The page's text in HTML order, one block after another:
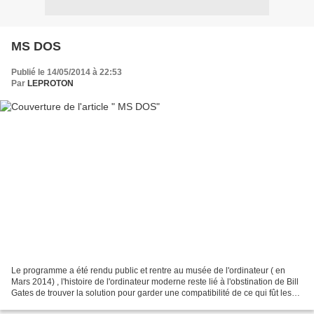
MS DOS
Publié le 14/05/2014 à 22:53
Par LEPROTON
Le programme a été rendu public et rentre au musée de l'ordinateur ( en
Mars 2014) , l'histoire de l'ordinateur moderne reste lié à l'obstination de Bill
Gates de trouver la solution pour garder une compatibilité de ce qui fût les